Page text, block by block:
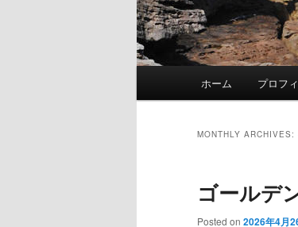
Skip
content
Skip
content
ホーム プロフ
MONTHLY ARCHIVES:
ゴールデ
Posted on 2026年4月